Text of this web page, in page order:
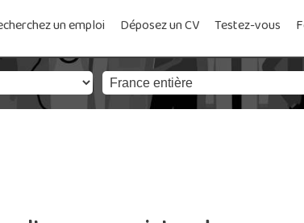
un emploi Déposez un CV Testez-vous